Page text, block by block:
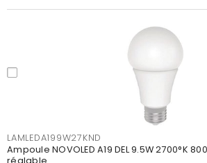
LAMLEDA199W27KND
Ampoule NOVOLED A19 DEL 9.5W 2700°K
réglable